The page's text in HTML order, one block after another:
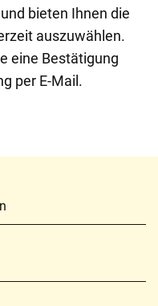
bieten Ihnen die
auszuwählen.
eine Bestätigung
per E-Mail.